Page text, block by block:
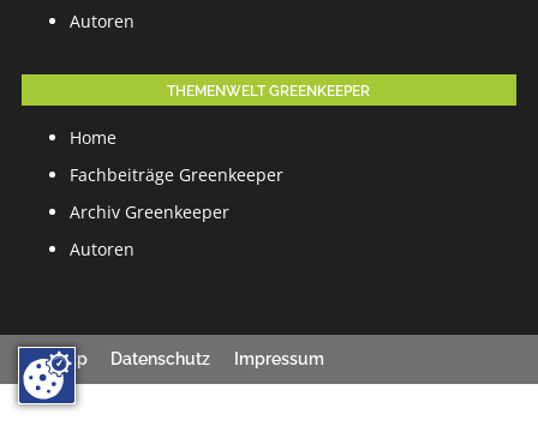
Autoren
THEMENWELT GREENKEEPER
Home
Fachbeiträge Greenkeeper
Archiv Greenkeeper
Autoren
Sitemap Datenschutz Impressum